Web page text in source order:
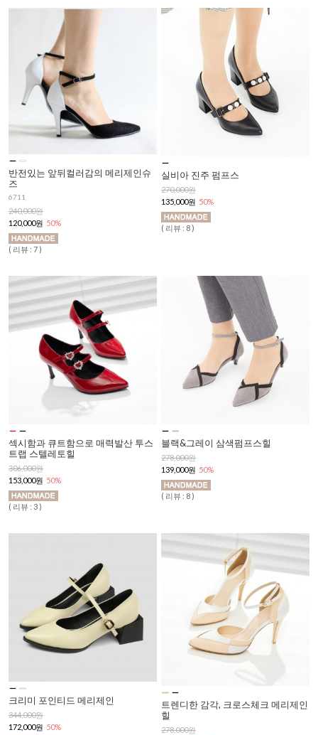
반전있는 앞뒤컬러감의 메리제인슈
즈
6711
240,000원
120,000원 50%
( 리뷰 : 7 )
실비아 진주 펌프스
270,000원
135,000원 50%
( 리뷰 : 8 )
섹시함과 큐트함으로 매력발산 투스
트랩 스텔레토힐
306,000원
153,000원 50%
( 리뷰 : 3 )
블랙&그레이 삼색펌프스힐
278,000원
139,000원 50%
( 리뷰 : 8 )
크리미 포인티드 메리제인
344,000원
172,000원 50%
트렌디한 감각, 크로스체크 메리제인
힐
278,000원